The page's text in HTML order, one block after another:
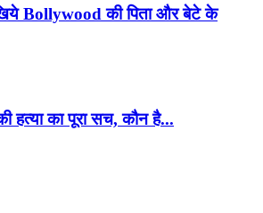
Bollywood की पिता और बेटे के
हत्या का पूरा सच, कौन है...